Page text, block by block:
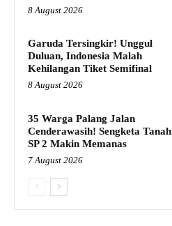
8 August 2026
Garuda Tersingkir! Unggul
Duluan, Indonesia Malah
Kehilangan Tiket Semifinal
8 August 2026
35 Warga Palang Jalan
Cenderawasih! Sengketa Tanah
SP 2 Makin Memanas
7 August 2026